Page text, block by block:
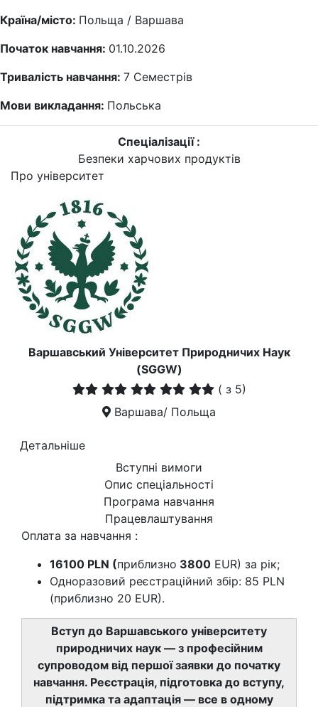
Країна/місто: Польща / Варшава
Початок навчання: 01.10.2026
Тривалість навчання: 7 Семестрів
Мови викладання: Польська
Спеціалізації :
Безпеки харчових продуктів
Про університет
Варшавський Університет Природничих Наук
(SGGW)
( з 5)
Варшава/ Польща
Детальніше
Вступні вимоги
Опис спеціальності
Програма навчання
Працевлаштування
Оплата за навчання :
16100 PLN (приблизно 3800 EUR) за рік;
Одноразовий реєстраційний збір: 85 PLN
(приблизно 20 EUR).
Вступ до Варшавського університету
природничих наук — з професійним
супроводом від першої заявки до початку
навчання. Реєстрація, підготовка до вступу,
підтримка та адаптація — все в одному